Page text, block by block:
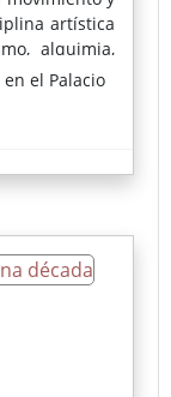
artística
alquimia,
en
y pura.
el Palacio